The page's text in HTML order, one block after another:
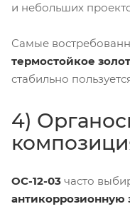
и небольших
Самые
термостойкое
стабильно
4)
ОС-12-03 часто
антикоррозионную